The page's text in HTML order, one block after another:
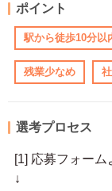
ポイント
駅から徒歩10分以
残業少なめ
選考プロセス
[1] 応募フォー
↓